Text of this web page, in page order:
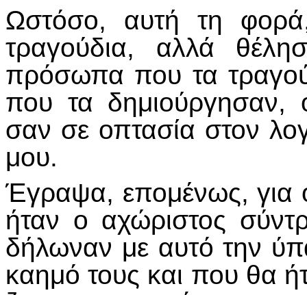
Ωστόσο, αυτή τη
τραγούδια, αλλά
πρόσωπα που τα
που τα δημιούργησαν,
σαν σε οπτασία στον
μου.
Έγραψα, επομένως, για
ήταν ο αχώριστος
δήλωναν με αυτό την
καημό τους και που θα